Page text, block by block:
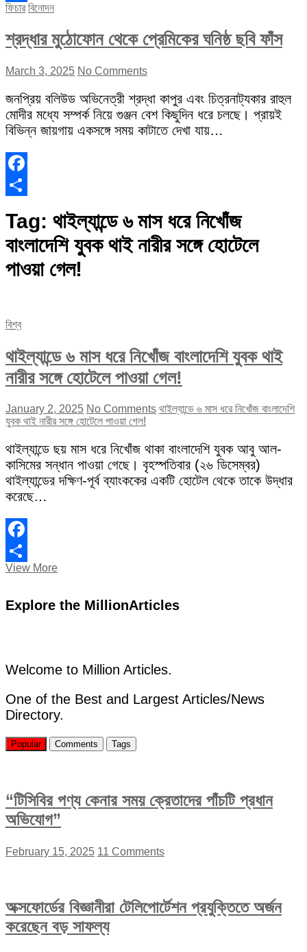
Share
ফিচার বিনোদন
শ্রদ্ধার মুঠোফোন থেকে প্রেমিকের ঘনিষ্ঠ ছবি ফাঁস
March 3, 2025 No Comments
জনপ্রিয় বলিউড অভিনেত্রী শ্রদ্ধা কাপুর এবং চিত্রনাট্যকার রাহুল
মোদীর মধ্যে সম্পর্ক নিয়ে গুঞ্জন বেশ কিছুদিন ধরে চলছে। প্রায়ই
বিভিন্ন জায়গায় একসঙ্গে সময় কাটাতে দেখা যায়…
Facebook
Tag: থাইল্যান্ডে ৬ মাস ধরে নিখোঁজ
বাংলাদেশি যুবক থাই নারীর সঙ্গে হোটেলে
পাওয়া গেল!
বিশ্ব
থাইল্যান্ডে ৬ মাস ধরে নিখোঁজ বাংলাদেশি যুবক থাই
নারীর সঙ্গে হোটেলে পাওয়া গেল!
January 2, 2025 No Comments থাইল্যান্ডে ৬ মাস ধরে নিখোঁজ বাংলাদেশি
যুবক থাই নারীর সঙ্গে হোটেলে পাওয়া গেল!
থাইল্যান্ডে ছয় মাস ধরে নিখোঁজ থাকা বাংলাদেশি যুবক আবু আল-
কাসিমের সন্ধান পাওয়া গেছে। বৃহস্পতিবার (২৬ ডিসেম্বর)
থাইল্যান্ডের দক্ষিণ-পূর্ব ব্যাংককের একটি হোটেল থেকে তাকে উদ্ধার
করেছে…
Facebook
Share
View Moreথাইল্যান্ডে
ধরে
নারীর
সঙ্গে
পাওয়া
গেল!
Explore the MillionArticles
Welcome to Million Articles.
One of the Best and Largest Articles/News
Directory.
Popular Comments Tags
“টিসিবির পণ্য কেনার সময় ক্রেতাদের পাঁচটি প্রধান
অভিযোগ”
February 15, 2025 11 Comments
অক্সফোর্ডের বিজ্ঞানীরা টেলিপোর্টেশন প্রযুক্তিতে অর্জন
করেছেন বড় সাফল্য